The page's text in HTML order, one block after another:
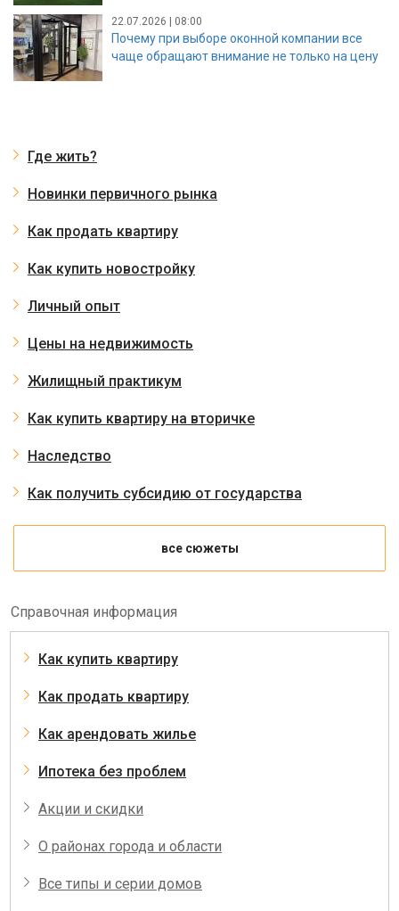
22.07.2026 | 08:00
Почему при выборе оконной компании все
чаще обращают внимание не только на цену
Где жить?
Новинки первичного рынка
Как продать квартиру
Как купить новостройку
Личный опыт
Цены на недвижимость
Жилищный практикум
Как купить квартиру на вторичке
Наследство
Как получить субсидию от государства
все сюжеты
Справочная информация
Как купить квартиру
Как продать квартиру
Как арендовать жилье
Ипотека без проблем
Акции и скидки
О районах города и области
Все типы и серии домов